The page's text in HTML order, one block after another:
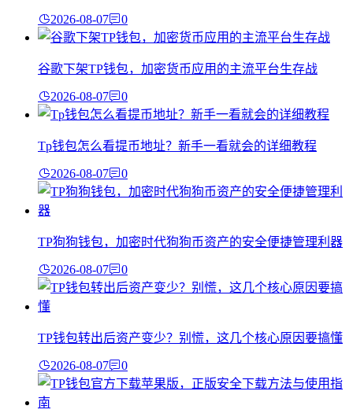
2026-08-07 0
谷歌下架TP钱包，加密货币应用的主流平台生存战
2026-08-07 0
Tp钱包怎么看提币地址？新手一看就会的详细教程
2026-08-07 0
TP狗狗钱包，加密时代狗狗币资产的安全便捷管理利器
2026-08-07 0
TP钱包转出后资产变少？别慌，这几个核心原因要搞懂
2026-08-07 0